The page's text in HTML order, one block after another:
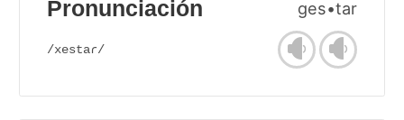
Pronunciación ges•tar
/xestaɾ/